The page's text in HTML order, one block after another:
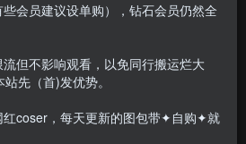
会员建议设单购），钻石会员仍然全
但不影响观看，以免同行搬运烂大
先（首)发优势。
红coser，每天更新的图包带✦自购✦就